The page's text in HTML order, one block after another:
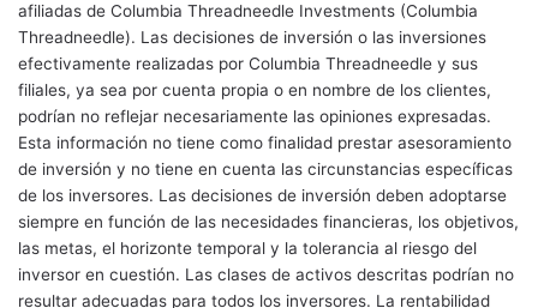
afiliadas de Columbia Threadneedle Investments (Columbia
Threadneedle). Las decisiones de inversión o las inversiones
efectivamente realizadas por Columbia Threadneedle y sus
filiales, ya sea por cuenta propia o en nombre de los clientes,
podrían no reflejar necesariamente las opiniones expresadas.
Esta información no tiene como finalidad prestar asesoramiento
de inversión y no tiene en cuenta las circunstancias específicas
de los inversores. Las decisiones de inversión deben adoptarse
siempre en función de las necesidades financieras, los objetivos,
las metas, el horizonte temporal y la tolerancia al riesgo del
inversor en cuestión. Las clases de activos descritas podrían no
resultar adecuadas para todos los inversores. La rentabilidad